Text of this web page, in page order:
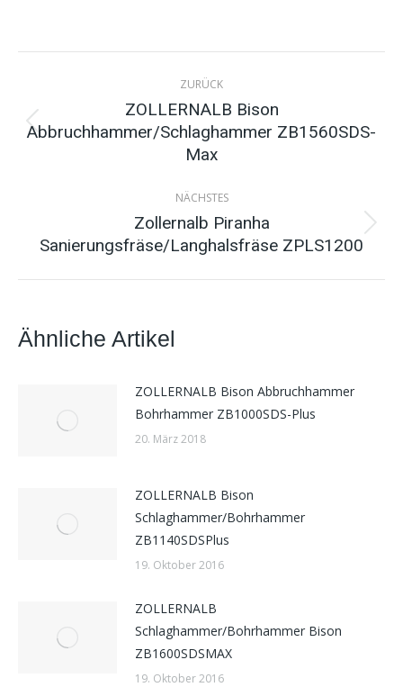
FacebookTwitterPinterestLinkedIn
Kommentarnavigation
ZURÜCK
Vorheriger
Beitrag:
ZOLLERNALB Bison
Abbruchhammer/Schlaghammer ZB1560SDS-
Max
NÄCHSTES
Nächster
Beitrag:
Zollernalb Piranha
Sanierungsfräse/Langhalsfräse ZPLS1200
Ähnliche Artikel
ZOLLERNALB Bison Abbruchhammer
Bohrhammer ZB1000SDS-Plus
20. März 2018
ZOLLERNALB Bison
Schlaghammer/Bohrhammer
ZB1140SDSPlus
19. Oktober 2016
ZOLLERNALB
Schlaghammer/Bohrhammer Bison
ZB1600SDSMAX
19. Oktober 2016